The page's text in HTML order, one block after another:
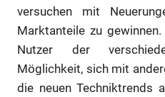
versuchen mit
Marktanteile zu
Nutzer der
Möglichkeit, sich mit
die neuen Techniktrends